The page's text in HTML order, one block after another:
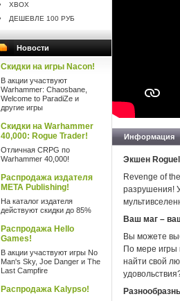
XBOX
ДЕШЕВЛЕ 100 РУБ
Новости
Скидки на игры Nacon!
В акции участвуют
Warhammer: Chaosbane,
Welcome to ParadiZe и
другие игры
Скидки на Warhammer
40,000: Rogue Trader!
Отличная CRPG по
Warhammer 40,000!
Распродажа издателя
META Publishing!
На каталог издателя
действуют скидки до 85%
Распродажа Hello
Games!
В акции участвуют игры No
Man's Sky, Joe Danger и The
Last Campfire
Распродажа Kalypso!
Информация
Экшен
Revenge of
разрушения!
Ваш маг –
Вы можете
По мере игры
найти свой